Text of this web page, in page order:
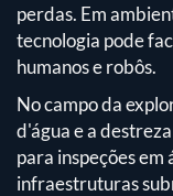
perdas. Em
tecnologia pode
humanos e robôs.
No campo da
d'água e a
para inspeções
infraestruturas